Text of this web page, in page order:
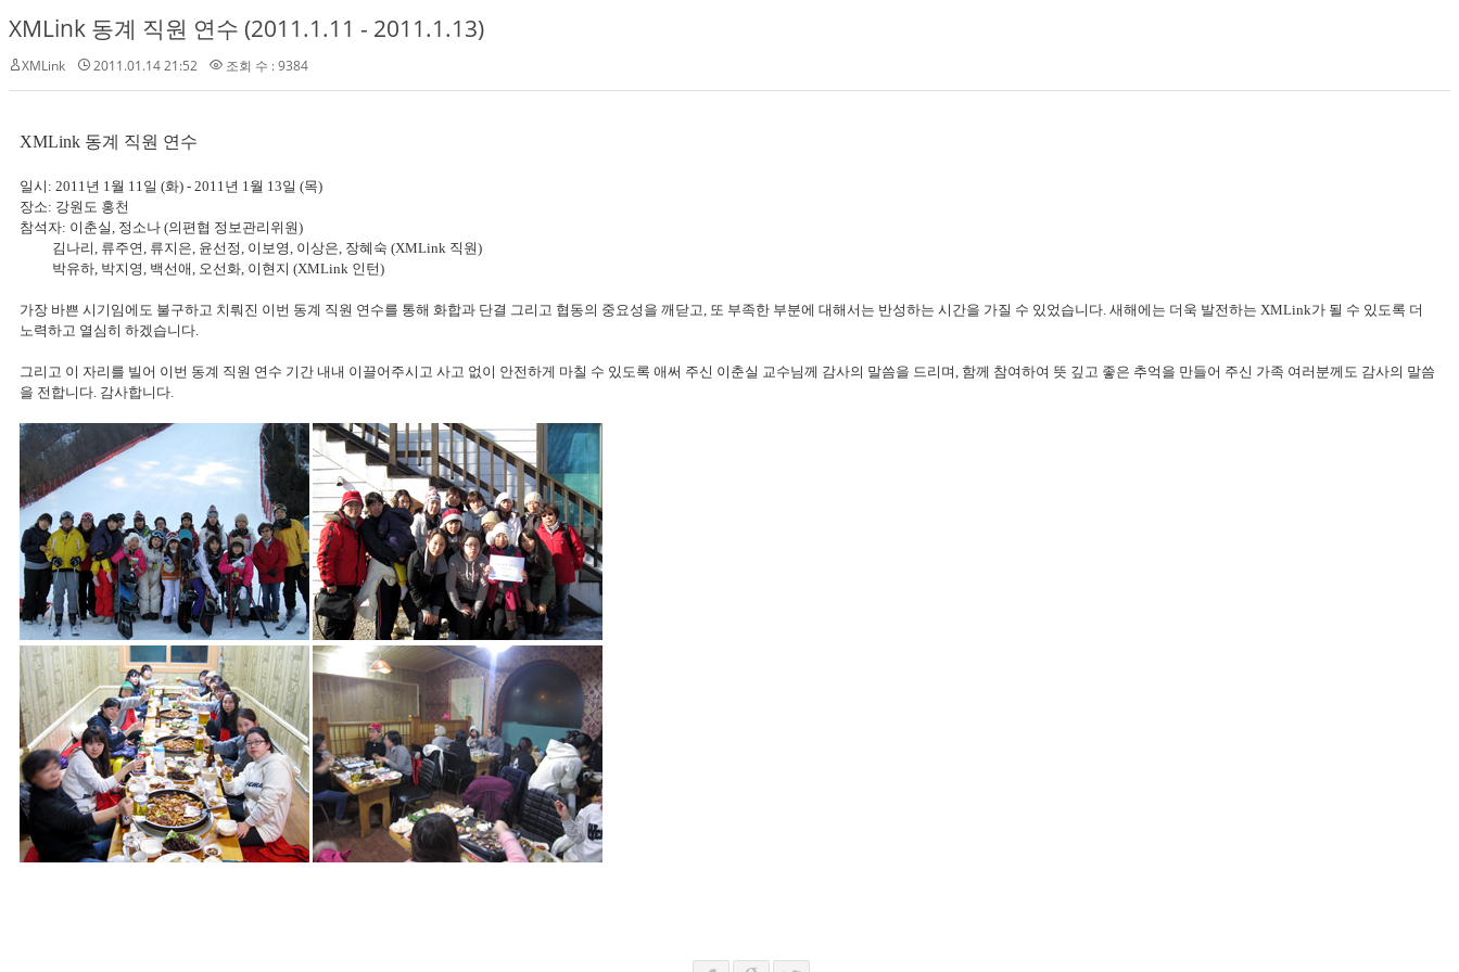
XMLink 동계 직원 연수 (2011.1.11 - 2011.1.13)
XMLink 2011.01.14 21:52 조회 수 : 9384
XMLink 동계 직원 연수
일시: 2011년 1월 11일 (화) - 2011년 1월 13일 (목)
장소: 강원도 홍천
참석자: 이춘실, 정소나 (의편협 정보관리위원)
김나리, 류주연, 류지은, 윤선정, 이보영, 이상은, 장혜숙 (XMLink 직원)
박유하, 박지영, 백선애, 오선화, 이현지 (XMLink 인턴)
가장 바쁜 시기임에도 불구하고 치뤄진 이번 동계 직원 연수를 통해 화합과 단결 그리고 협동의 중요성을 깨닫고, 또 부족한 부분에 대해서는 반성하는 시간을 가질 수 있었습니다. 새해에는 더욱 발전하는 XMLink가 될 수 있도록 더
노력하고 열심히 하겠습니다.
그리고 이 자리를 빌어 이번 동계 직원 연수 기간 내내 이끌어주시고 사고 없이 안전하게 마칠 수 있도록 애써 주신 이춘실 교수님께 감사의 말씀을 드리며, 함께 참여하여 뜻 깊고 좋은 추억을 만들어 주신 가족 여러분께도 감사의 말씀
을 전합니다. 감사합니다.